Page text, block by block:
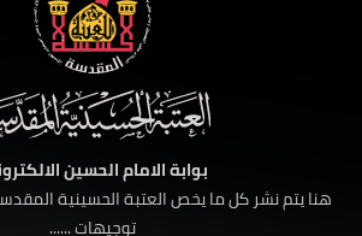
بوابة الامام الحسين
هنا يتم نشر كل ما يخص العتبة الحسينية
توجيهات ......